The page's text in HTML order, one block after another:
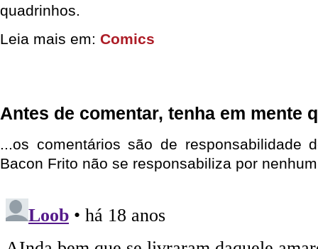
quadrinhos.
Leia mais em: Comics
Antes de comentar, tenha em mente
...os comentários são de responsabilidade
Bacon Frito não se responsabiliza por